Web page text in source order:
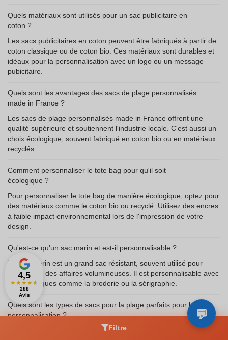
Quels matériaux sont utilisés pour un sac publicitaire en
coton ?
Les sacs publicitaires en coton peuvent être fabriqués à partir de
coton classique ou de coton bio. Ces matériaux sont durables et
idéaux pour la personnalisation avec un logo ou un message
pubicitaire.
Quels sont les avantages des sacs de plage personnalisés
made in France ?
Les sacs de plage personnalisés made in France offrent une
qualité supérieure et soutiennent l'industrie locale. C'est aussi un
choix écologique, souvent fabriqué en coton bio ou en matériaux
recyclés.
Comment personnaliser le tote bag pour qu'il soit
écologique ?
Pour personnaliser le tote bag de manière écologique, optez pour
des matériaux comme le coton bio ou recyclé. Utilisez des encres
à faible impact environnemental lors de l'impression de votre
design.
Qu'est-ce qu'un sac marin et est-il personnalisable ?
Un sac marin est un grand sac résistant, souvent utilisé pour
transporter des affaires volumineuses. Il est personnalisable avec
des techniques comme la broderie ou la sérigraphie.
Quels sont les types de sacs pour la plage parfaits pour la
personnalisation ?
Les types de sacs pour la plage parfaits pour la personnalisation
Filtre
4,5
★★★★★
288
Avis